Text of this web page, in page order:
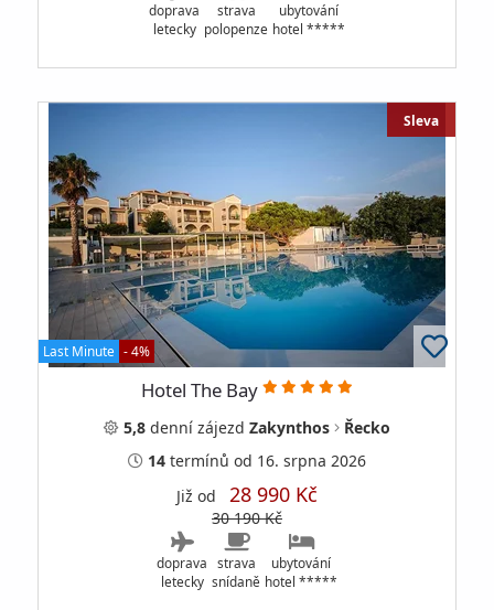
doprava
letecky
strava
polopenze
ubytování
hotel *****
Sleva
Last Minute - 4%
Hotel The Bay
5,8 denní zájezd Zakynthos
Řecko
14 termínů od 16. srpna 2026
Již od 28 990 Kč
30 190 Kč
doprava
letecky
strava
snídaně
ubytování
hotel *****